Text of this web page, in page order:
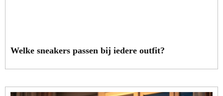
Welke sneakers passen bij iedere outfit?